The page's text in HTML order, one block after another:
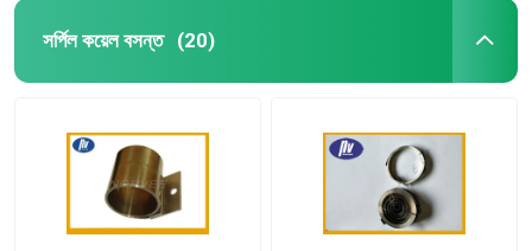
সর্পিল কয়েল বসন্ত (20)